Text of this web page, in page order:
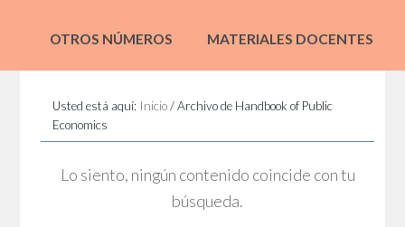
OTROS NÚMEROS MATERIALES DOCENTES
Usted está aquí: Inicio /Archivo de Handbook of Public
Economics
Lo siento, ningún contenido coincide con tu
búsqueda.